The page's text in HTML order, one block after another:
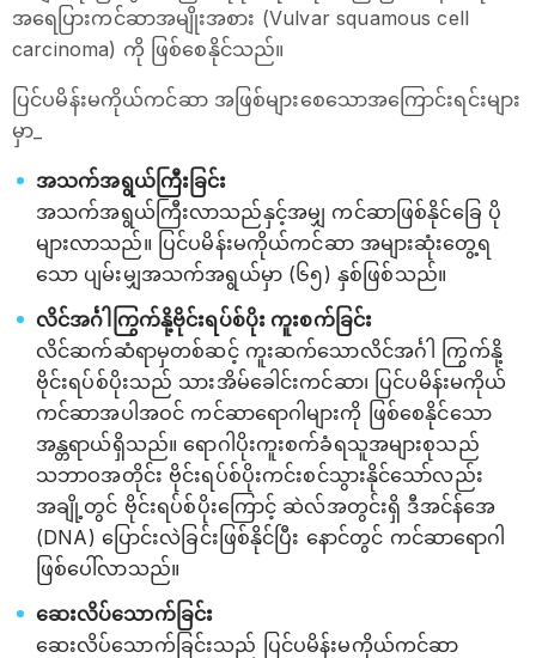
အရေပြားကင်ဆာအမျိုးအစား (Vulvar squamous cell
carcinoma) ကို ဖြစ်စေနိုင်သည်။
ပြင်ပမိန်းမကိုယ်ကင်ဆာ အဖြစ်များစေသောအကြောင်းရင်းများ
မှာ_
အသက်အရွယ်ကြီးခြင်း
အသက်အရွယ်ကြီးလာသည်နှင့်အမျှ ကင်ဆာဖြစ်နိုင်ခြေ ပို
များလာသည်။ ပြင်ပမိန်းမကိုယ်ကင်ဆာ အများဆုံးတွေ့ရ
သော ပျမ်းမျှအသက်အရွယ်မှာ (၆၅) နှစ်ဖြစ်သည်။
လိင်အင်္ဂါကြွက်နို့ဗိုင်းရပ်စ်ပိုး ကူးစက်ခြင်း
လိင်ဆက်ဆံရာမှတစ်ဆင့် ကူးဆက်သောလိင်အင်္ဂါ ကြွက်နို့
ဗိုင်းရပ်စ်ပိုးသည် သားအိမ်ခေါင်းကင်ဆာ၊ ပြင်ပမိန်းမကိုယ်
ကင်ဆာအပါအဝင် ကင်ဆာရောဂါများကို ဖြစ်စေနိုင်သော
အန္တရာယ်ရှိသည်။ ရောဂါပိုးကူးစက်ခံရသူအများစုသည်
သဘာဝအတိုင်း ဗိုင်းရပ်စ်ပိုးကင်းစင်သွားနိုင်သော်လည်း
အချို့တွင် ဗိုင်းရပ်စ်ပိုးကြောင့် ဆဲလ်အတွင်းရှိ ဒီအင်န်အေ
(DNA) ပြောင်းလဲခြင်းဖြစ်နိုင်ပြီး နောင်တွင် ကင်ဆာရောဂါ
ဖြစ်ပေါ်လာသည်။
ဆေးလိပ်သောက်ခြင်း
ဆေးလိပ်သောက်ခြင်းသည် ပြင်ပမိန်းမကိုယ်ကင်ဆာ